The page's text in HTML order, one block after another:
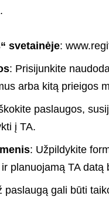
svetainėje:
: Prisijunkite
arba kitą prieigos
paslaugos,
į TA.
: Užpildykite
planuojamą TA datą
paslaugą gali būti